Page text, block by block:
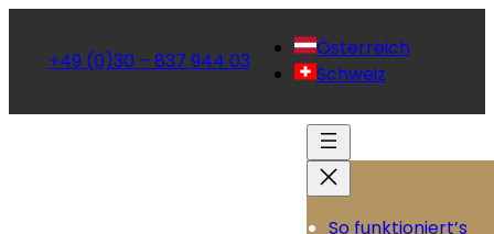
+49 (0)30 – 837 944 03
Österreich
Schweiz
So funktioniert’s